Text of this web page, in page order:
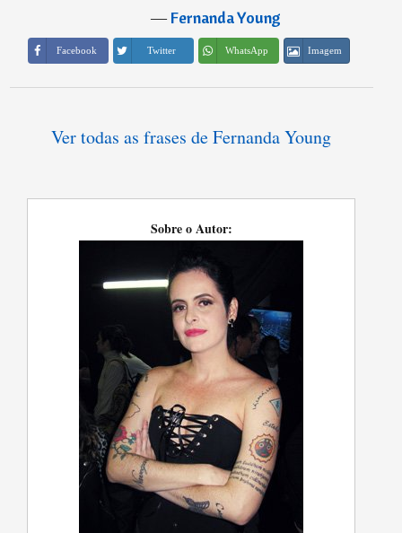
―Fernanda Young
Facebook Twitter WhatsApp Imagem
Ver todas as frases de Fernanda Young
Sobre o Autor: